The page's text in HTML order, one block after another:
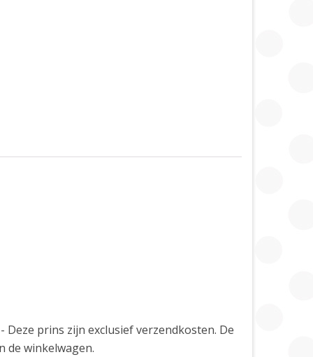
prins zijn exclusief verzendkosten. De
de winkelwagen.